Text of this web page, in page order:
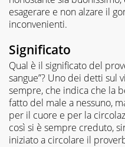
esagerare e non alzare il
inconvenienti.
Significato
Qual è il significato del
sangue”? Uno dei detti sul
sempre, che indica che la
fatto del male a nessuno,
per il cuore e per la
così si è sempre creduto,
iniziato a circolare il